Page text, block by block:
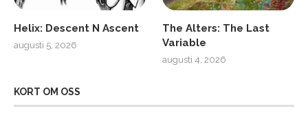
Helix: Descent N Ascent
augusti 5, 2026
The Alters: The Last
Variable
augusti 4, 2026
KORT OM OSS